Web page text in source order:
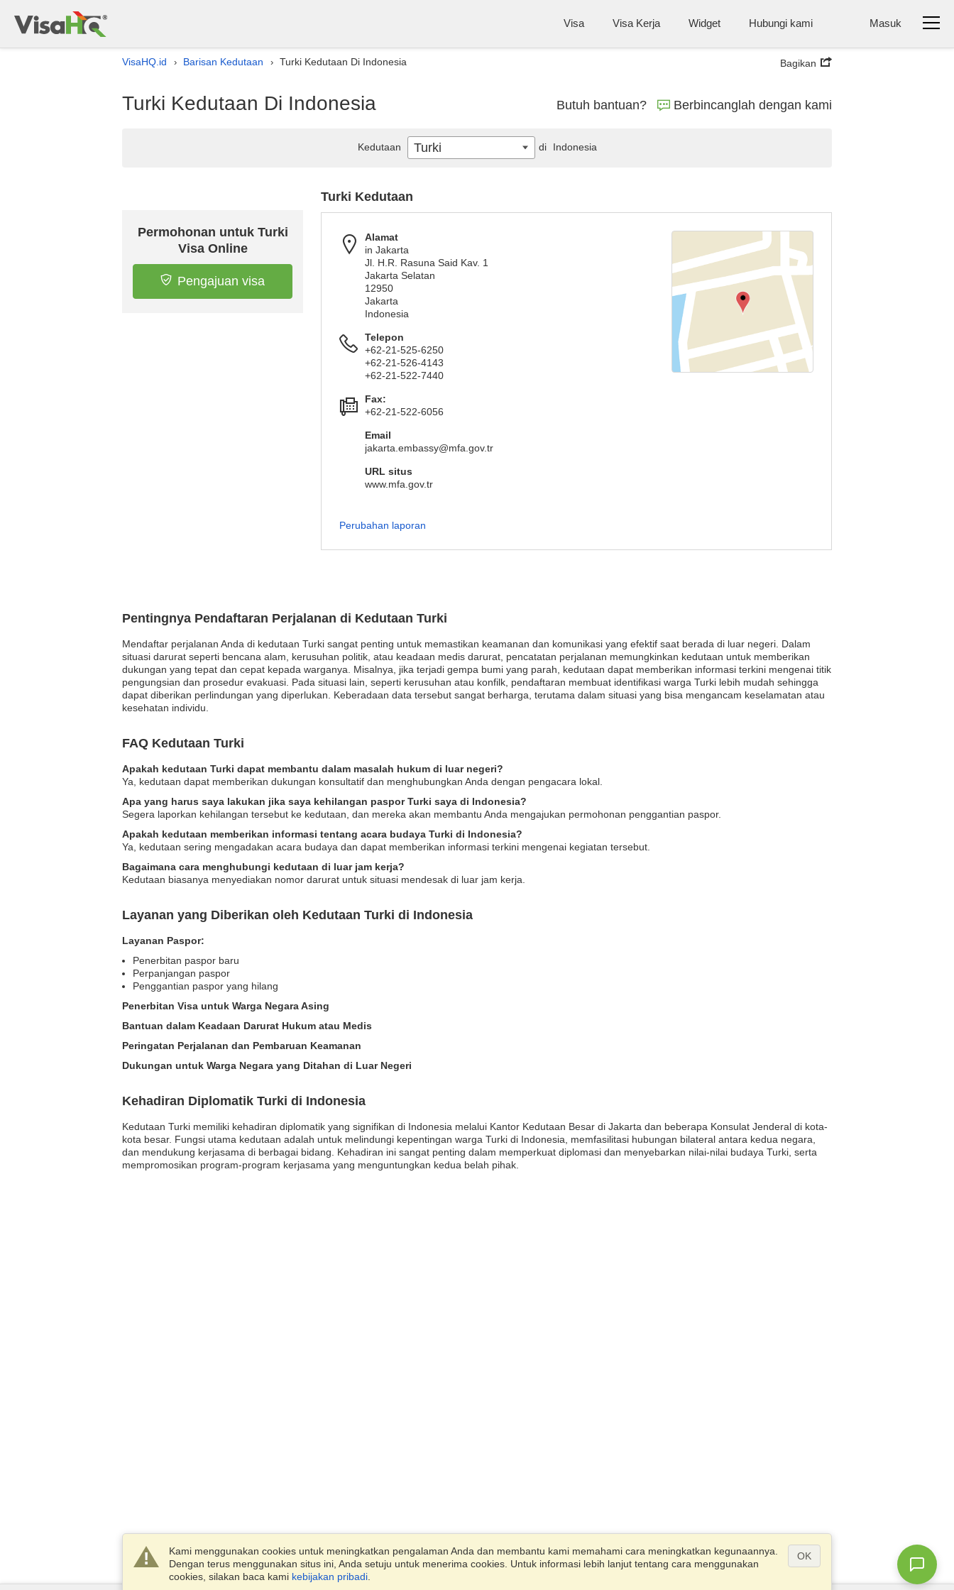
Visa Visa Kerja Widget Hubungi kami Masuk
VisaHQ.id › Barisan Kedutaan › Turki Kedutaan Di Indonesia Bagikan
Turki Kedutaan Di Indonesia Butuh bantuan? Berbincanglah dengan kami
Pentingnya Pendaftaran Perjalanan di Kedutaan Turki
Mendaftar perjalanan Anda di kedutaan Turki sangat penting untuk memastikan keamanan dan komunikasi yang efektif saat berada di luar negeri. Dalam
situasi darurat seperti bencana alam, kerusuhan politik, atau keadaan medis darurat, pencatatan perjalanan memungkinkan kedutaan untuk memberikan
dukungan yang tepat dan cepat kepada warganya. Misalnya, jika terjadi gempa bumi yang parah, kedutaan dapat memberikan informasi terkini mengenai titik
pengungsian dan prosedur evakuasi. Pada situasi lain, seperti kerusuhan atau konfilk, pendaftaran membuat identifikasi warga Turki lebih mudah sehingga
dapat diberikan perlindungan yang diperlukan. Keberadaan data tersebut sangat berharga, terutama dalam situasi yang bisa mengancam keselamatan atau
kesehatan individu.
FAQ Kedutaan Turki
Apakah kedutaan Turki dapat membantu dalam masalah hukum di luar negeri?
Ya, kedutaan dapat memberikan dukungan konsultatif dan menghubungkan Anda dengan pengacara lokal.
Apa yang harus saya lakukan jika saya kehilangan paspor Turki saya di Indonesia?
Segera laporkan kehilangan tersebut ke kedutaan, dan mereka akan membantu Anda mengajukan permohonan penggantian paspor.
Apakah kedutaan memberikan informasi tentang acara budaya Turki di Indonesia?
Ya, kedutaan sering mengadakan acara budaya dan dapat memberikan informasi terkini mengenai kegiatan tersebut.
Bagaimana cara menghubungi kedutaan di luar jam kerja?
Kedutaan biasanya menyediakan nomor darurat untuk situasi mendesak di luar jam kerja.
Layanan yang Diberikan oleh Kedutaan Turki di Indonesia
Layanan Paspor:
Penerbitan paspor baru
Perpanjangan paspor
Penggantian paspor yang hilang
Penerbitan Visa untuk Warga Negara Asing
Bantuan dalam Keadaan Darurat Hukum atau Medis
Peringatan Perjalanan dan Pembaruan Keamanan
Dukungan untuk Warga Negara yang Ditahan di Luar Negeri
Kehadiran Diplomatik Turki di Indonesia
Kedutaan Turki memiliki kehadiran diplomatik yang signifikan di Indonesia melalui Kantor Kedutaan Besar di Jakarta dan beberapa Konsulat Jenderal di kota-
kota besar. Fungsi utama kedutaan adalah untuk melindungi kepentingan warga Turki di Indonesia, memfasilitasi hubungan bilateral antara kedua negara,
dan mendukung kerjasama di berbagai bidang. Kehadiran ini sangat penting dalam memperkuat diplomasi dan menyebarkan nilai-nilai budaya Turki, serta
mempromosikan program-program kerjasama yang menguntungkan kedua belah pihak.
Permohonan untuk Turki
Visa Online
Pengajuan visa
Turki Kedutaan
Alamat
in Jakarta
Jl. H.R. Rasuna Said Kav. 1
Jakarta Selatan
12950
Jakarta
Indonesia
Telepon
+62-21-525-6250
+62-21-526-4143
+62-21-522-7440
Fax:
+62-21-522-6056
Email
jakarta.embassy@mfa.gov.tr
URL situs
www.mfa.gov.tr
Perubahan laporan
Kedutaan Turki di Indonesia
Kami menggunakan cookies untuk meningkatkan pengalaman Anda dan membantu kami memahami cara meningkatkan kegunaannya.
Dengan terus menggunakan situs ini, Anda setuju untuk menerima cookies. Untuk informasi lebih lanjut tentang cara menggunakan
cookies, silakan baca kami kebijakan pribadi
OK